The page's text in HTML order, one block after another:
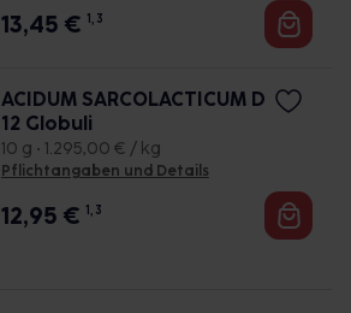
13,45 € 1, 3
ACIDUM SARCOLACTICUM D
12 Globuli
10 g • 1.295,00 € / kg
Pflichtangaben und Details
12,95 € 1, 3